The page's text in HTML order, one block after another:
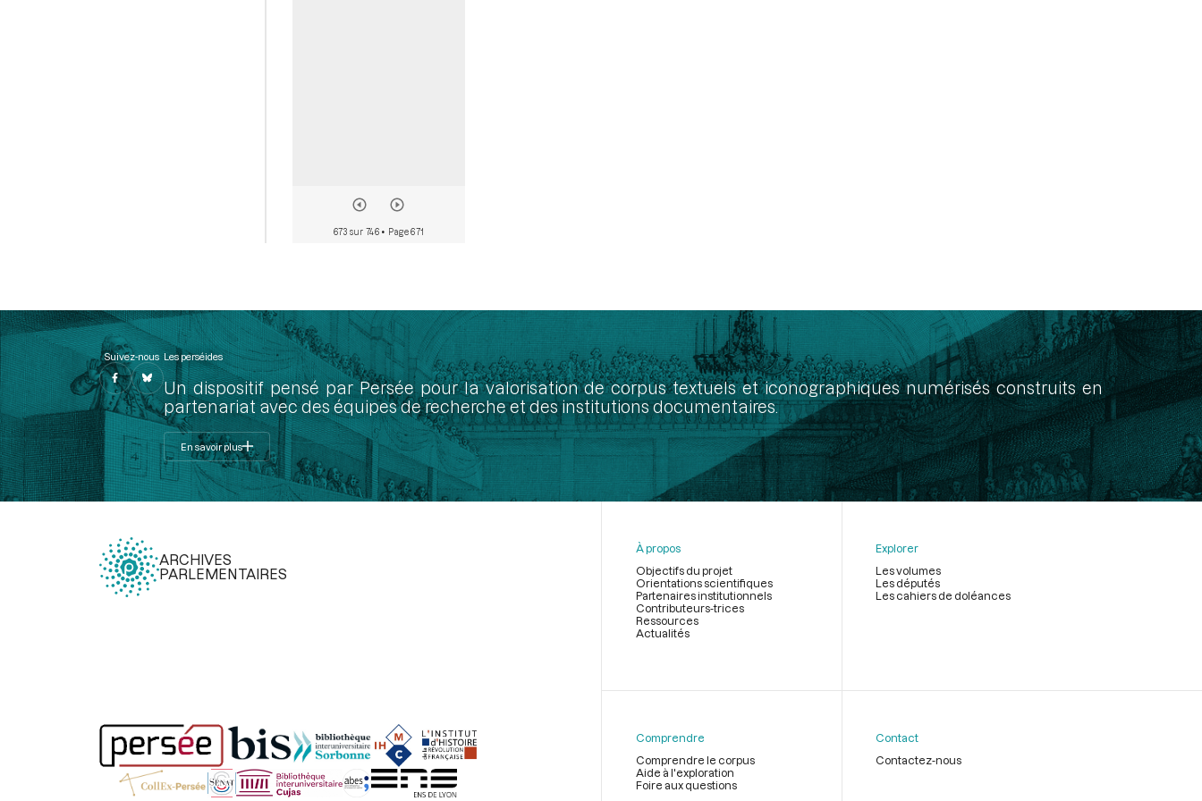
673 sur 746• Page 671
Suivez-nous Les perséides
Un dispositif pensé par Persée pour la valorisation de corpus textuels et iconographiques numérisés construits en
partenariat avec des équipes de recherche et des institutions documentaires.
En savoir plus
ARCHIVES
PARLEMENTAIRES
page
À propos
Objectifs du projet
Orientations scientifiques
Partenaires institutionnels
Contributeurs-trices
Ressources
Actualités
Explorer
Les volumes
Les députés
Les cahiers de doléances
Comprendre
Comprendre le corpus
Aide à l'exploration
Foire aux questions
Contact
Contactez-nous